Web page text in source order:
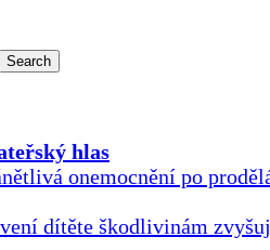
Search
hlas
onemocnění po
dítěte škodlivinám